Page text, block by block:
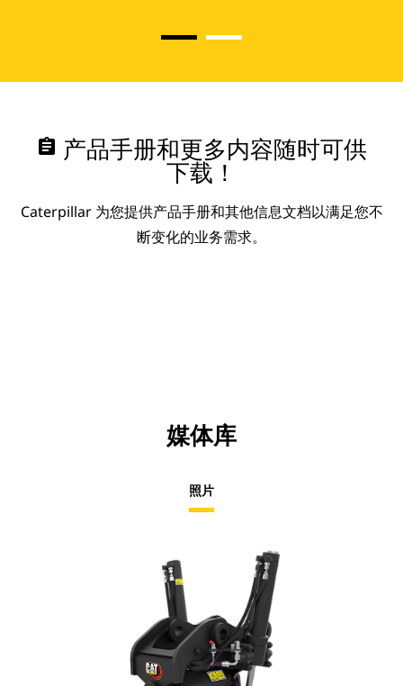
assignment 产品手册和更多内容随时可供
下载！
Caterpillar 为您提供产品手册和其他信息文档以满足您不
断变化的业务需求。
媒体库
照片